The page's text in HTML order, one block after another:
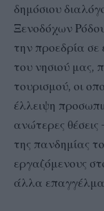
δημόσιου
Ξενοδόχων
την προεδρία σε
του νησιού μας,
τουρισμού, οι
έλλειψη
ανώτερες
της πανδημίας
εργαζόμενους
άλλα